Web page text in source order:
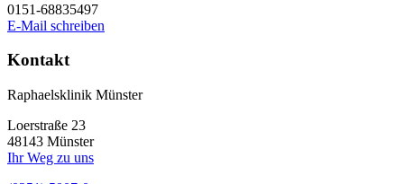
0151-68835497
E-Mail schreiben
Kontakt
Raphaelsklinik Münster
Loerstraße 23
48143 Münster
Ihr Weg zu uns